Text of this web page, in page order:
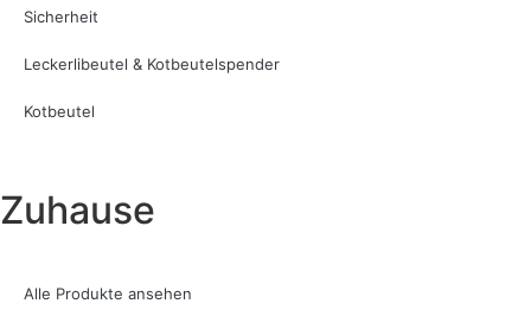
Sicherheit
Leckerlibeutel & Kotbeutelspender
Kotbeutel
Zuhause
Alle Produkte ansehen